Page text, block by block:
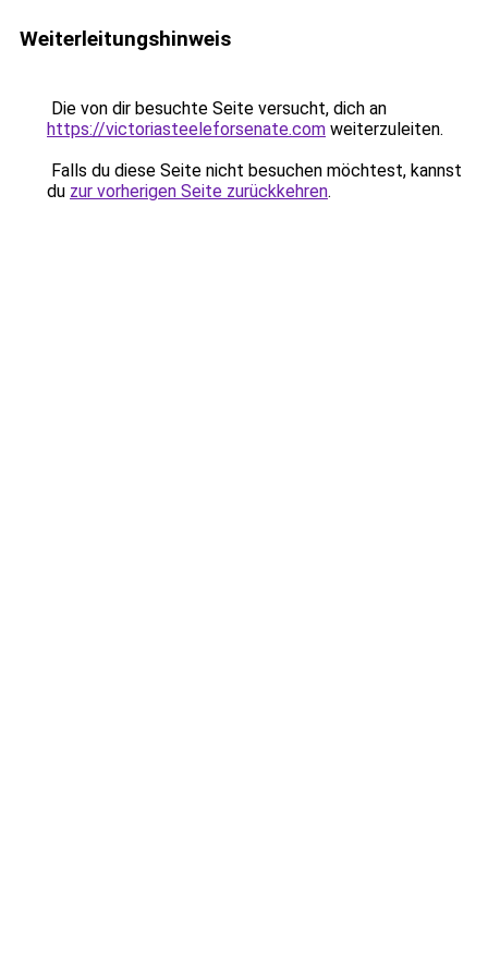
Weiterleitungshinweis
Die von dir besuchte Seite versucht, dich an
https://victoriasteeleforsenate.com weiterzuleiten.
Falls du diese Seite nicht besuchen möchtest, kannst
du zur vorherigen Seite zurückkehren.